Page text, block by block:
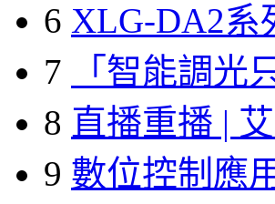
6 XLG-DA2系
7
「智能調光
8 直播重播 |
9 數位控制應